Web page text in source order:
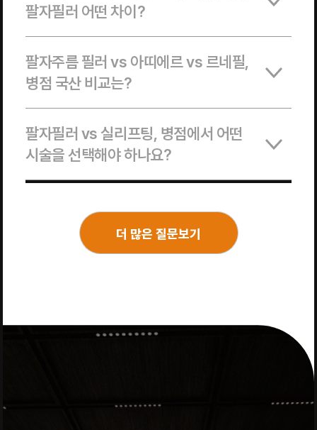
팔자필러 어떤 차이?
팔자주름 필러 vs 아띠에르 vs 르네필,
병점 국산 비교는?
팔자필러 vs 실리프팅, 병점에서 어떤
시술을 선택해야 하나요?
더 많은 질문보기